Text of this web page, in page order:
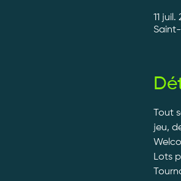
11 juil.
Tout
jeu,
Lots